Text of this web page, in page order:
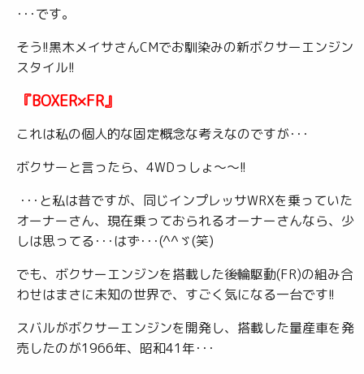
･･･です。
そう!!黒木メイサさんCMでお馴染みの新ボクサーエンジン
スタイル!!
『BOXER×FR』
これは私の個人的な固定概念な考えなのですが･･･
ボクサーと言ったら、4WDっしょ～～!!
･･･と私は昔ですが、同じインプレッサWRXを乗っていた
オーナーさん、現在乗っておられるオーナーさんなら、少
しは思ってる･･･はず･･･(^^ゞ(笑)
でも、ボクサーエンジンを搭載した後輪駆動(FR)の組み合
わせはまさに未知の世界で、すごく気になる一台です!!
スバルがボクサーエンジンを開発し、搭載した量産車を発
売したのが1966年、昭和41年･･･